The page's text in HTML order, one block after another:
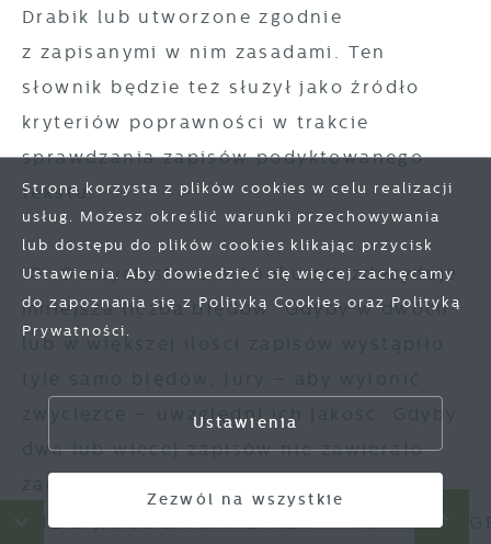
Drabik lub utworzone zgodnie
z zapisanymi w nim zasadami. Ten
słownik będzie też służył jako źródło
kryteriów poprawności w trakcie
sprawdzania zapisów podyktowanego
tekstu.
10. O zwycięstwie w konkursie zdecyduje
mniejsza liczba błędów. Gdyby w dwóch
lub w większej ilości zapisów wystąpiło
zwycięzcę – uwzględni ich jakość. Gdyby
dwa lub więcej zapisów nie zawierało
zwycięzcy uwzględni walory estetyczne
O JAKOŚCI POWIETRZA HARMONOGRAM
Strona korzysta z plików cookies w celu realizacji
usług. Możesz określić warunki przechowywania
lub dostępu do plików cookies klikając przycisk
Ustawienia. Aby dowiedzieć się więcej zachęcamy
do zapoznania się z Polityką Cookies oraz Polityką
Prywatności.
Ustawienia
Zezwól na wszystkie
Zapisz wybrane